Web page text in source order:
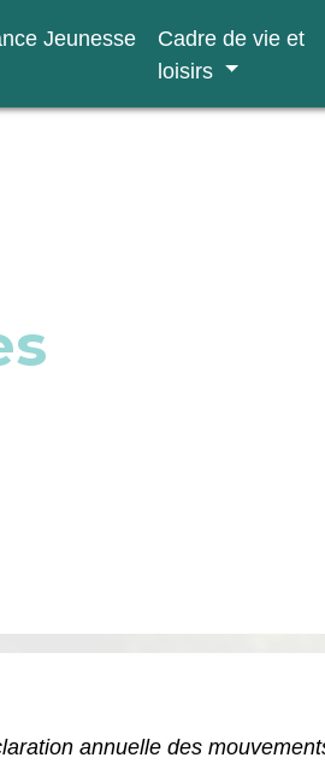
Jeunesse
Cadre de vie et
loisirs
annuelle des